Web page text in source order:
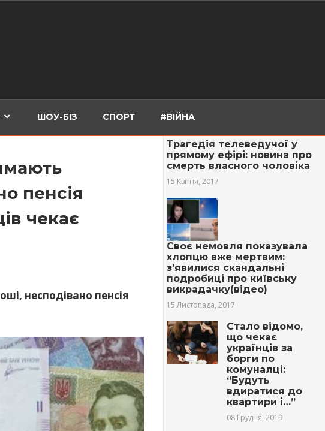
ШОУ-БІЗ СПОРТ #ВІЙНА
пенсія
чекає
несподівано пенсія
Трагедія телеведучої у
прямому ефірі: новина про
смерть власного чоловіка
15 Квітня, 2017
Своє немовля показувала
хлопцю вже мepтвим:
з’явилися скaндальні
подробиці про київську
викрадачку(відео)
15 Листопада, 2017
Стало відомо,
що чекає
українців за
борги по
комуналці:
“Будуть
вдиратися до
квартири і…”
08 Грудня, 2019